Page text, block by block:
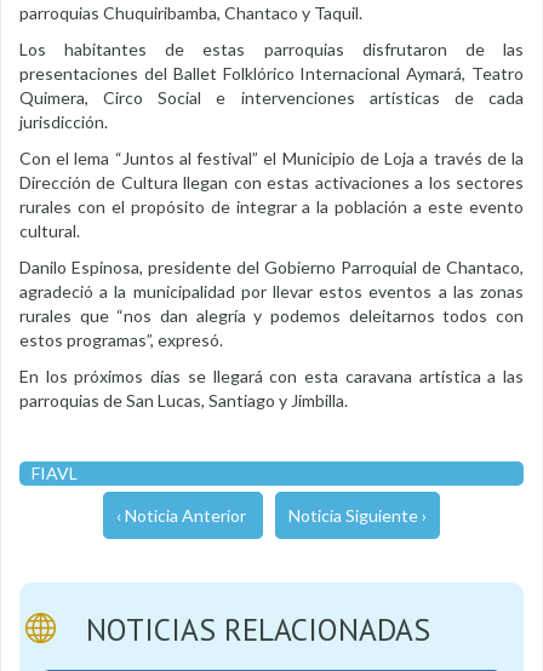
parroquias Chuquiribamba, Chantaco y Taquil.
Los habitantes de estas parroquias disfrutaron de las
presentaciones del Ballet Folklórico Internacional Aymará, Teatro
Quimera, Circo Social e intervenciones artísticas de cada
jurisdicción.
Con el lema “Juntos al festival” el Municipio de Loja a través de la
Dirección de Cultura llegan con estas activaciones a los sectores
rurales con el propósito de integrar a la población a este evento
cultural.
Danilo Espinosa, presidente del Gobierno Parroquial de Chantaco,
agradeció a la municipalidad por llevar estos eventos a las zonas
rurales que “nos dan alegría y podemos deleitarnos todos con
estos programas”, expresó.
En los próximos días se llegará con esta caravana artística a las
parroquias de San Lucas, Santiago y Jimbilla.
FIAVL
‹ Noticia Anterior Noticia Siguiente ›
NOTICIAS RELACIONADAS